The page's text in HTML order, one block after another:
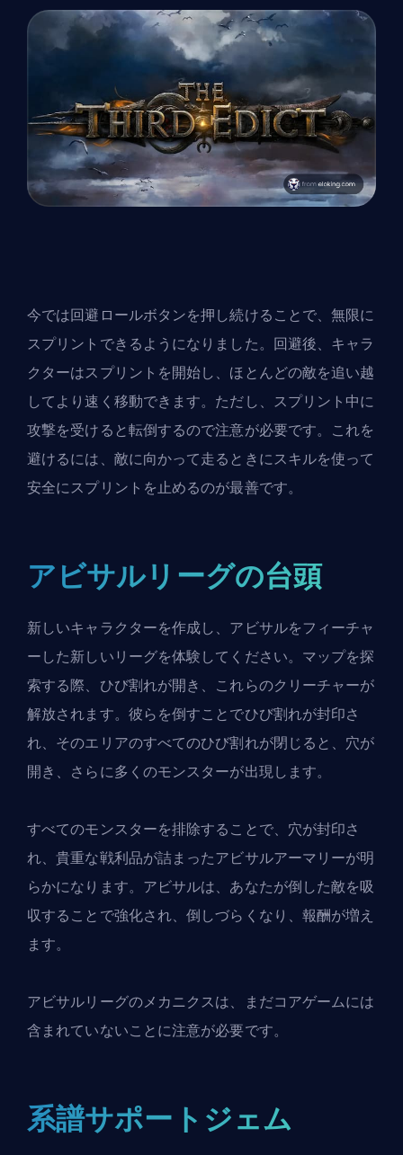
今では回避ロールボタンを押し続けることで、無限に
スプリントできるようになりました。回避後、キャラ
クターはスプリントを開始し、ほとんどの敵を追い越
してより速く移動できます。ただし、スプリント中に
攻撃を受けると転倒するので注意が必要です。これを
避けるには、敵に向かって走るときにスキルを使って
安全にスプリントを止めるのが最善です。
アビサルリーグの台頭
新しいキャラクターを作成し、アビサルをフィーチャ
ーした新しいリーグを体験してください。マップを探
索する際、ひび割れが開き、これらのクリーチャーが
解放されます。彼らを倒すことでひび割れが封印さ
れ、そのエリアのすべてのひび割れが閉じると、穴が
開き、さらに多くのモンスターが出現します。
すべてのモンスターを排除することで、穴が封印さ
れ、貴重な戦利品が詰まったアビサルアーマリーが明
らかになります。アビサルは、あなたが倒した敵を吸
収することで強化され、倒しづらくなり、報酬が増え
ます。
アビサルリーグのメカニクスは、まだコアゲームには
含まれていないことに注意が必要です。
系譜サポートジェム